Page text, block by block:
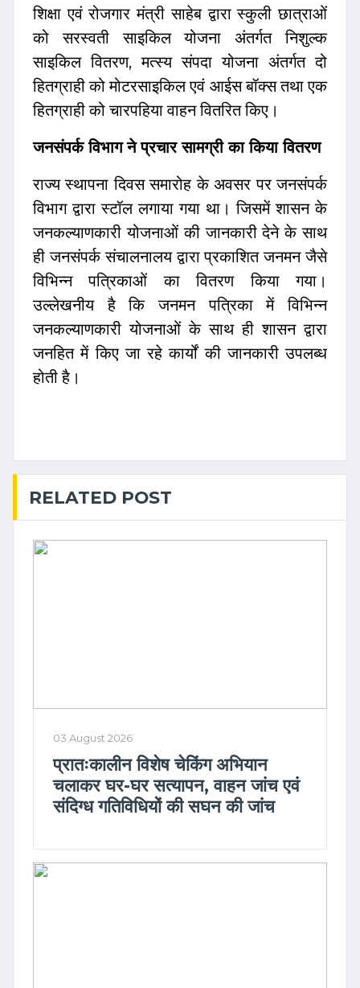
शिक्षा एवं रोजगार मंत्री साहेब द्वारा स्कुली छात्राओं
को सरस्वती साइकिल योजना अंतर्गत निशुल्क
साइकिल वितरण, मत्स्य संपदा योजना अंतर्गत दो
हितग्राही को मोटरसाइकिल एवं आईस बॉक्स तथा एक
हितग्राही को चारपहिया वाहन वितरित किए।
जनसंपर्क विभाग ने प्रचार सामग्री का किया वितरण
राज्य स्थापना दिवस समारोह के अवसर पर जनसंपर्क
विभाग द्वारा स्टॉल लगाया गया था। जिसमें शासन के
जनकल्याणकारी योजनाओं की जानकारी देने के साथ
ही जनसंपर्क संचालनालय द्वारा प्रकाशित जनमन जैसे
विभिन्न पत्रिकाओं का वितरण किया गया।
उल्लेखनीय है कि जनमन पत्रिका में विभिन्न
जनकल्याणकारी योजनाओं के साथ ही शासन द्वारा
जनहित में किए जा रहे कार्यों की जानकारी उपलब्ध
होती है।
RELATED POST
03 August 2026
प्रातःकालीन विशेष चेकिंग अभियान
चलाकर घर-घर सत्यापन, वाहन जांच एवं
संदिग्ध गतिविधियों की सघन की जांच